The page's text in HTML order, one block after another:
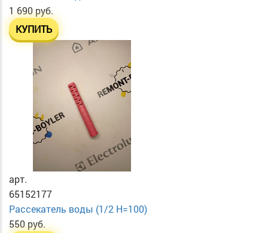
1 690 руб.
КУПИТЬ
арт.
65152177
Рассекатель воды (1/2 H=100)
550 руб.